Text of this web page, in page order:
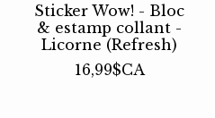
Sticker Wow! - Bloc
& estamp collant -
Licorne (Refresh)
16,99$CA